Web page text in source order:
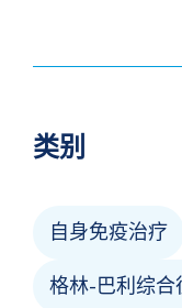
类别
自身免疫治疗
格林-巴利综合